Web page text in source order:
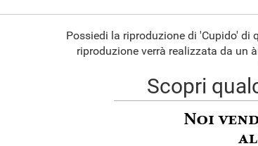
Possiedi la riproduzione di 'Cupido' di
riproduzione verrà realizzata da un
Scopri